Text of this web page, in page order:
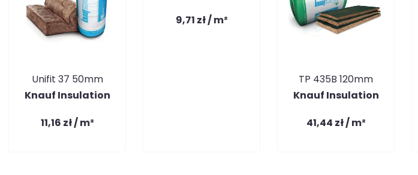
Unifit 37 50mm
Knauf Insulation
11,16 zł / m²
9,71 zł / m²
TP 435B 120mm
Knauf Insulation
41,44 zł / m²